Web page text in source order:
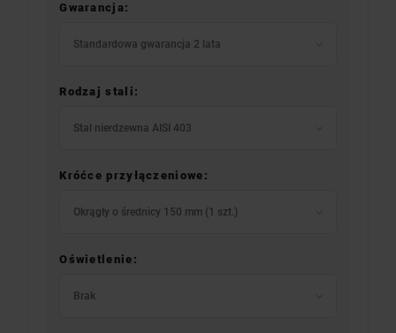
Gwarancja:
Standardowa gwarancja 2 lata
Rodzaj stali:
Stal nierdzewna AISI 403
Króćce przyłączeniowe:
Okrągły o średnicy 150 mm (1 szt.)
Oświetlenie:
Brak